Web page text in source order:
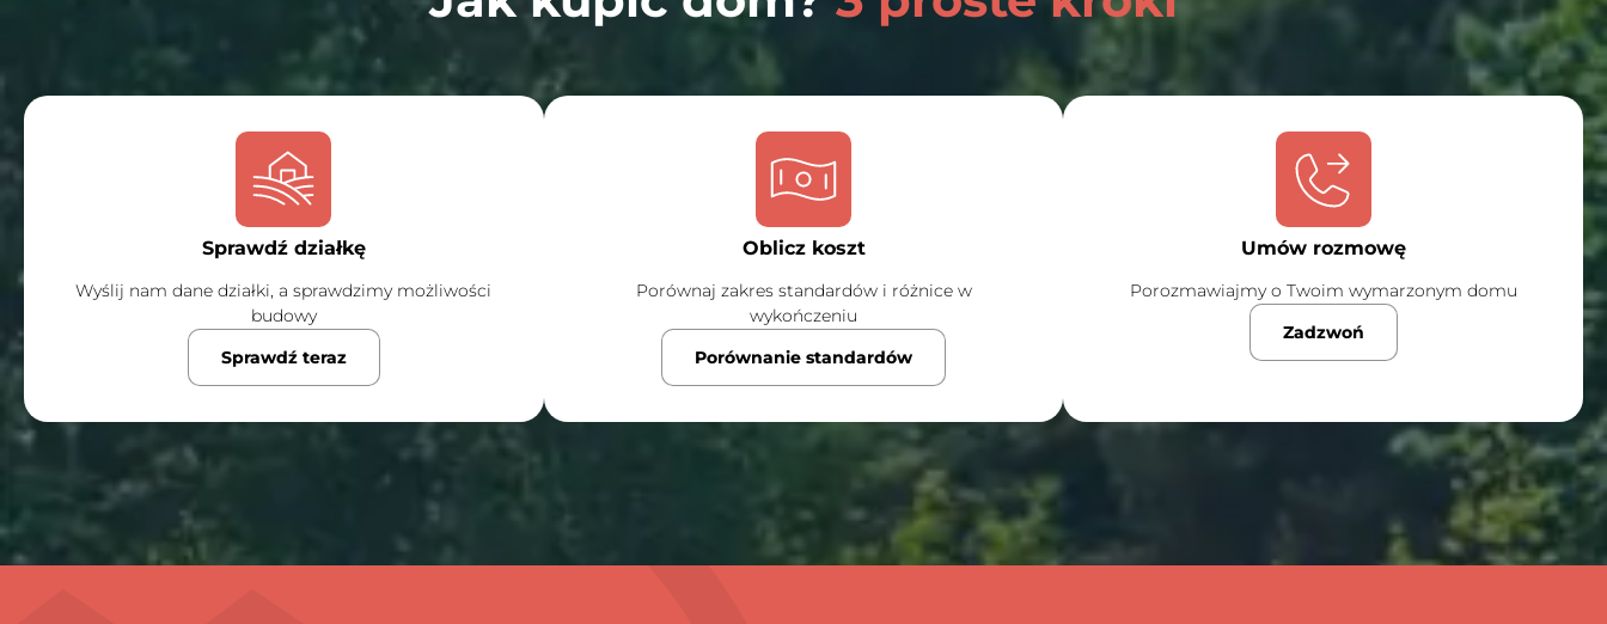
Sprawdź działkę
Wyślij nam dane działki, a sprawdzimy możliwości
budowy
Sprawdź teraz
Oblicz koszt
Porównaj zakres standardów i różnice w
wykończeniu
Porównanie standardów
Umów rozmowę
Porozmawiajmy o Twoim wymarzonym domu
Zadzwoń